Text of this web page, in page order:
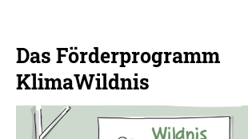
D
a
r
Das Förderprogramm
KlimaWildnis